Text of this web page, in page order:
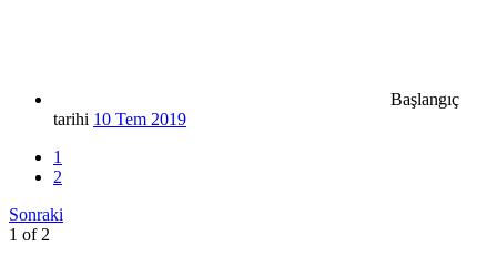
Başlangıç
tarihi 10 Tem 2019
1
2
Sonraki
1 of 2